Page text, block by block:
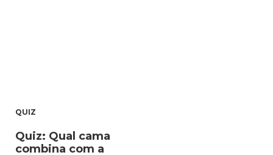
QUIZ
Quiz: Qual cama
combina com a